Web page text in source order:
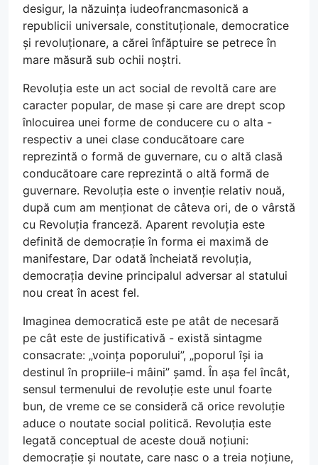
desigur, la năzuința iudeofrancmasonică a
republicii universale, constituționale, democratice
și revoluționare, a cărei înfăptuire se petrece în
mare măsură sub ochii noștri.
Revoluția este un act social de revoltă care are
caracter popular, de mase și care are drept scop
înlocuirea unei forme de conducere cu o alta -
respectiv a unei clase conducătoare care
reprezintă o formă de guvernare, cu o altă clasă
conducătoare care reprezintă o altă formă de
guvernare. Revoluția este o invenție relativ nouă,
după cum am menționat de câteva ori, de o vârstă
cu Revoluția franceză. Aparent revoluția este
definită de democrație în forma ei maximă de
manifestare, Dar odată încheiată revoluția,
democrația devine principalul adversar al statului
nou creat în acest fel.
Imaginea democratică este pe atât de necesară
pe cât este de justificativă - există sintagme
consacrate: „voința poporului”, „poporul își ia
destinul în propriile-i mâini” șamd. În așa fel încât,
sensul termenului de revoluție este unul foarte
bun, de vreme ce se consideră că orice revoluție
aduce o noutate social politică. Revoluția este
legată conceptual de aceste două noțiuni:
democrație și noutate, care nasc o a treia noțiune,